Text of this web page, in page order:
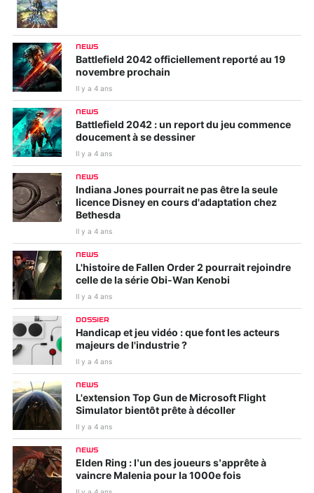
NEWS
Battlefield 2042 officiellement reporté au 19
novembre prochain
Il y a 4 ans
NEWS
Battlefield 2042 : un report du jeu commence
doucement à se dessiner
Il y a 4 ans
NEWS
Indiana Jones pourrait ne pas être la seule
licence Disney en cours d'adaptation chez
Bethesda
Il y a 4 ans
NEWS
L'histoire de Fallen Order 2 pourrait rejoindre
celle de la série Obi-Wan Kenobi
Il y a 4 ans
DOSSIER
Handicap et jeu vidéo : que font les acteurs
majeurs de l'industrie ?
Il y a 4 ans
NEWS
L'extension Top Gun de Microsoft Flight
Simulator bientôt prête à décoller
Il y a 4 ans
NEWS
Elden Ring : l’un des joueurs s’apprête à
vaincre Malenia pour la 1000e fois